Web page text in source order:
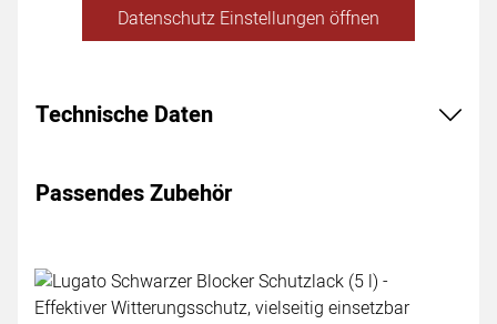
Datenschutz Einstellungen öffnen
Technische Daten
Passendes Zubehör
Zubehör überspringen